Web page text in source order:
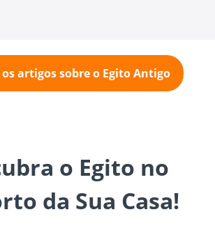
artigos sobre o Egito Antigo
o Egito no
da Sua Casa!